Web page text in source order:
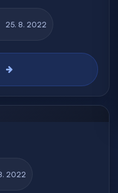
25. 8. 2022
2022